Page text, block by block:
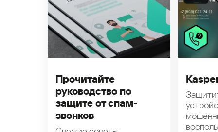
Прочитайте
руководство по
защите от спам-
звонков